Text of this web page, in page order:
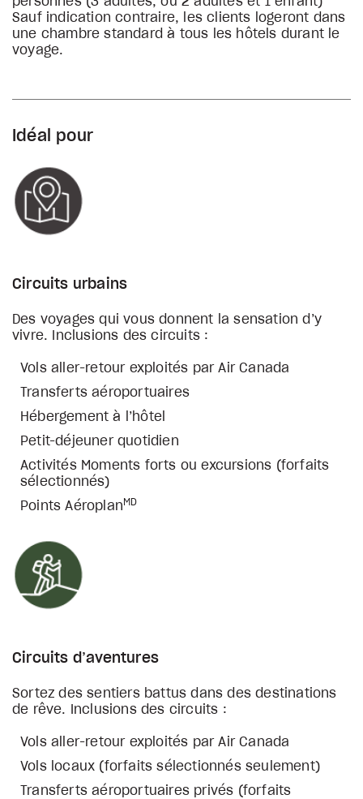
Sauf indication contraire, les clients logeront dans
une chambre standard à tous les hôtels durant le
voyage.
Idéal pour
Circuits urbains
Des voyages qui vous donnent la sensation d’y
vivre. Inclusions des circuits :
Vols aller-retour exploités par Air Canada
Transferts aéroportuaires
Hébergement à l’hôtel
Petit-déjeuner quotidien
Activités Moments forts ou excursions (forfaits
sélectionnés)
Points Aéroplan MD
Circuits d’aventures
Sortez des sentiers battus dans des destinations
de rêve. Inclusions des circuits :
Vols aller-retour exploités par Air Canada
Vols locaux (forfaits sélectionnés seulement)
Transferts aéroportuaires privés (forfaits